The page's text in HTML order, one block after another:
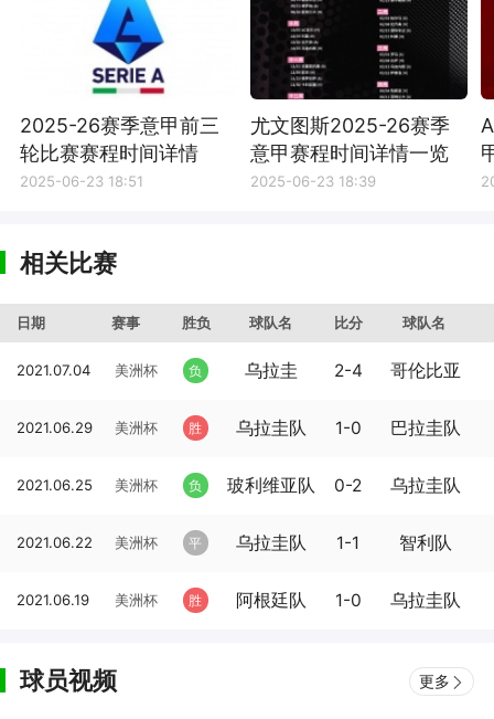
2025-26赛季意甲前三
轮比赛赛程时间详情
2025-06-23 18:51
尤文图斯2025-26赛季
意甲赛程时间详情一览
2025-06-23 18:39
相关比赛
日期 赛事 胜负 球队名 比分 球队名
2021.07.04 美洲杯 负 乌拉圭 2-4 哥伦比亚
2021.06.29 美洲杯 胜 乌拉圭队 1-0 巴拉圭队
2021.06.25 美洲杯 负 玻利维亚队 0-2 乌拉圭队
2021.06.22 美洲杯 平 乌拉圭队 1-1 智利队
2021.06.19 美洲杯 胜 阿根廷队 1-0 乌拉圭队
球员视频 更多